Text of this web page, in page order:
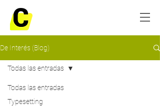
De Interés (Blog)
Todas las entradas
Typesetting
Todas las entradas